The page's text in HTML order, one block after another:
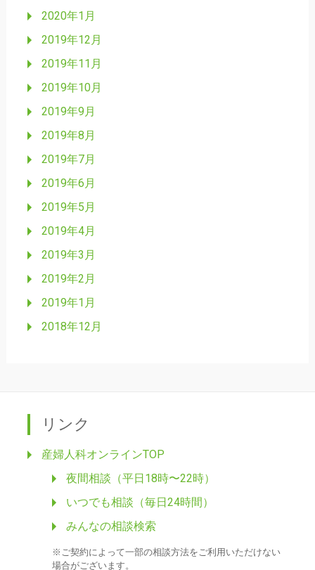
2020年1月
2019年12月
2019年11月
2019年10月
2019年9月
2019年8月
2019年7月
2019年6月
2019年5月
2019年4月
2019年3月
2019年2月
2019年1月
2018年12月
リンク
産婦人科オンラインTOP
夜間相談（平日18時〜22時）
いつでも相談（毎日24時間）
みんなの相談検索
※ご契約によって一部の相談方法をご利用いただけない
場合がございます。